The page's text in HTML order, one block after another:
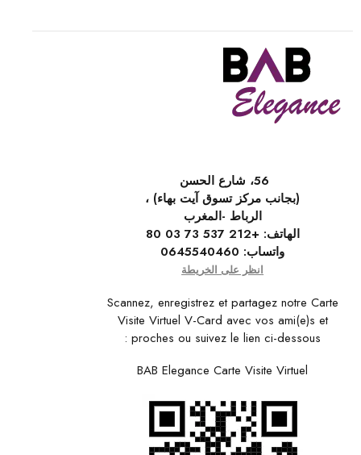
56، شارع الحسن
(بجانب مركز تسوق آيت بهاء) ،
الرباط -المغرب
الهاتف: +212 537 73 03 80
واتساب: 0645540460
انظر على الخريطة
Scannez, enregistrez et partagez notre Carte
Visite Virtuel V-Card avec vos ami(e)s et
proches ou suivez le lien ci-dessous :
BAB Elegance Carte Visite Virtuel